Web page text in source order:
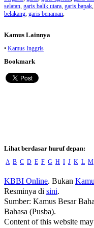
selatan, garis balik utara, garis bapak,
belakang, garis benaman,
Kamus Lainnya
• Kamus Inggris
Bookmark
Lihat berdasar huruf depan:
A B C D E F G H I J K L M
KBBI Online. Bukan
Resminya di sini.
Sumber: Kamus Besar
Bahasa (Pusba).
Content of this website